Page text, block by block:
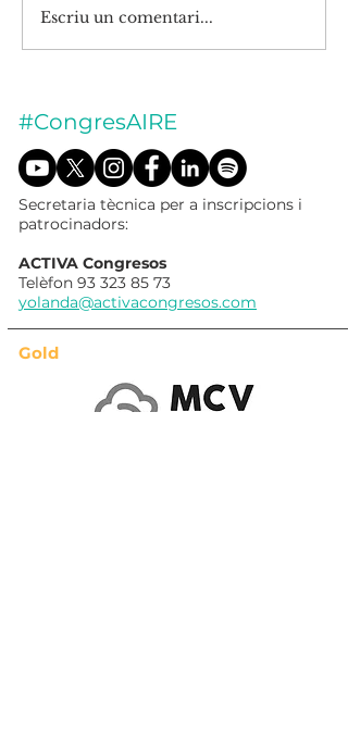
Recull de premsa 2021
Escriu un comentari...
#CongresAIRE
Secretaria tècnica per a inscripcions i
patrocinadors:
ACTIVA Congresos
Telèfon 93 323 85 73
yolanda@activacongresos.com
Gold